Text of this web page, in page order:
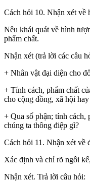
Cách hỏi 10. Nhận xét về
Nêu khái quát về hình
phẩm chất.
Nhận xét (trả lời các câu
+ Nhân vật đại diện cho
+ Tính cách, phẩm chất
cho cộng đồng, xã hội
+ Qua số phận; tính cách,
chúng ta thông điệp gì?
Cách hỏi 11. Nhận xét về
Xác định và chỉ rõ ngôi
Nhận xét. Trả lời câu hỏi: